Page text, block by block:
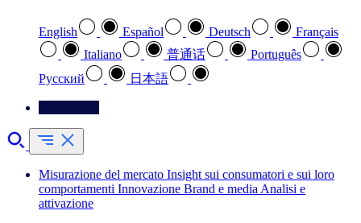
English Español Deutsch
Français
Italiano
普通话
Português
Pусский
日本語
Misurazione del mercato Insight sui consumatori e sui loro
comportamenti Innovazione Brand e media Analisi e
attivazione